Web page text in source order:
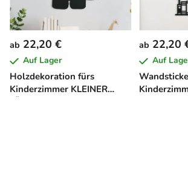
Holzdekoration fürs
Kinderzimmer KLEINER
ab 22,20 €
Auf Lager
ab 22,20
Auf